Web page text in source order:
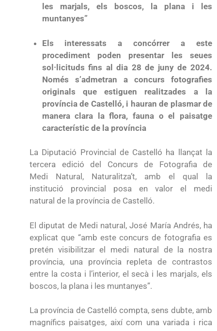
les marjals, els boscos, la plana i les
muntanyes”
Els interessats a concórrer a este
procediment poden presentar les seues
sol·licituds fins al dia 28 de juny de 2024.
Només s’admetran a concurs fotografies
originals que estiguen realitzades a la
província de Castelló, i hauran de plasmar de
manera clara la flora, fauna o el paisatge
característic de la província
La Diputació Provincial de Castelló ha llançat la
tercera edició del Concurs de Fotografia de
Medi Natural, Naturalitza’t, amb el qual la
institució provincial posa en valor el medi
natural de la província de Castelló.
El diputat de Medi natural, José María Andrés, ha
explicat que “amb este concurs de fotografia es
pretén visibilitzar el medi natural de la nostra
província, una província repleta de contrastos
entre la costa i l’interior, el secà i les marjals, els
boscos, la plana i les muntanyes”.
La província de Castelló compta, sens dubte, amb
magnífics paisatges, així com una variada i rica